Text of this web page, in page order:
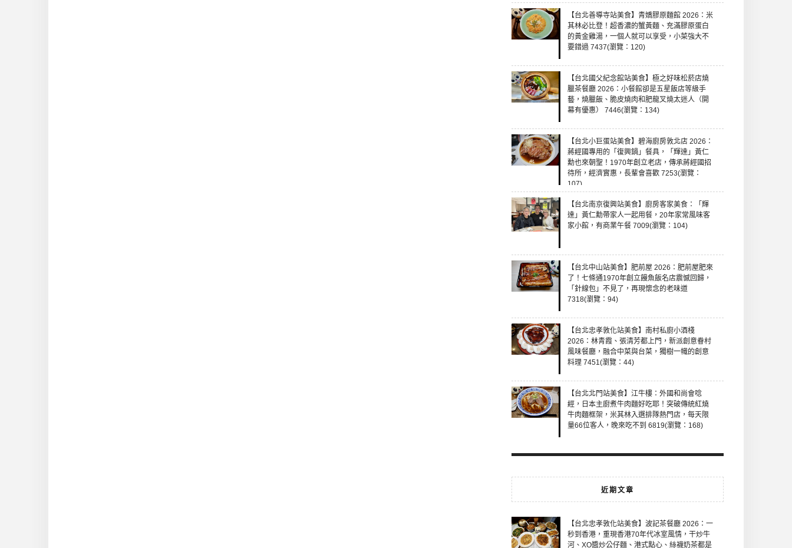
【台北善導寺站美食】青嬌膠原麵館 2026：米
其林必比登！超香濃的蟹黃麵、充滿膠原蛋白
的黃金雞湯，一個人就可以享受，小菜強大不
要錯過 7437(瀏覽：120)
【台北國父紀念館站美食】極之好味松菸店燒
臘茶餐廳 2026：小餐館卻是五星飯店等級手
藝，燒臘飯、脆皮燒肉和肥龍叉燒太迷人（開
幕有優惠） 7446(瀏覽：134)
【台北小巨蛋站美食】碧海廚房敦北店 2026：
蔣經國專用的「復興鍋」餐具，「輝達」黃仁
勳也來朝聖！1970年創立老店，傳承蔣經國招
待所，經濟實惠，長輩會喜歡 7253(瀏覽：
107)
【台北南京復興站美食】廚房客家美食：「輝
達」黃仁勳帶家人一起用餐，20年家常風味客
家小館，有商業午餐 7009(瀏覽：104)
【台北中山站美食】肥前屋 2026：肥前屋肥來
了！七條通1970年創立饅魚飯名店震憾回歸，
「針線包」不見了，再現懷念的老味道
7318(瀏覽：94)
【台北忠孝敦化站美食】南村私廚小酒棧
2026：林青霞、張清芳都上門，新派創意眷村
風味餐廳，融合中菜與台菜，獨樹一幟的創意
料理 7451(瀏覽：44)
【台北北門站美食】江牛樓：外國和尚會唸
經，日本主廚煮牛肉麵好吃耶！突破傳統紅燒
牛肉麵框架，米其林入選排隊熱門店，每天限
量66位客人，晚來吃不到 6819(瀏覽：168)
近期文章
【台北忠孝敦化站美食】波記茶餐廳 2026：一
秒到香港，重現香港70年代冰室風情，干炒牛
河、XO醬炒公仔麵、港式點心、絲襪奶茶都是